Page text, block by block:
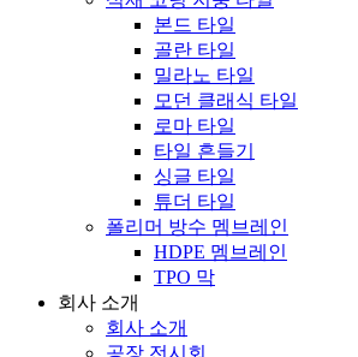
본드 타일
골란 타일
밀라노 타일
모던 클래식 타일
로마 타일
타일 ​​흔들기
싱글 타일
튜더 타일
폴리머 방수 멤브레인
HDPE 멤브레인
TPO 막
회사 소개
회사 소개
공장 전시회